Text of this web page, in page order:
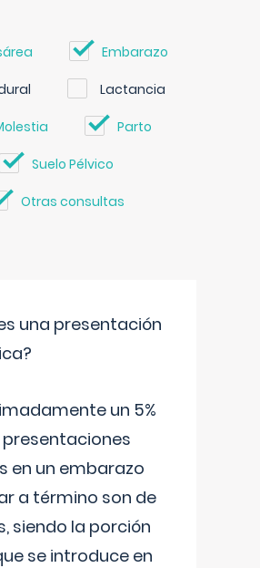
Embarazo
Lactancia
Parto
Suelo Pélvico
Otras consultas
una presentación
un 5%
presentaciones
en un embarazo
a término son de
siendo la porción
se introduce en